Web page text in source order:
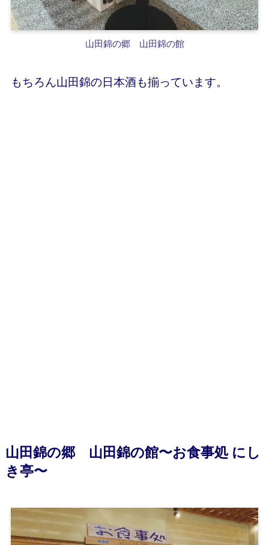
山田錦の郷 山田錦の館
もちろん山田錦の日本酒も揃っています。
山田錦の郷 山田錦の館〜お食事処 にし
き亭〜